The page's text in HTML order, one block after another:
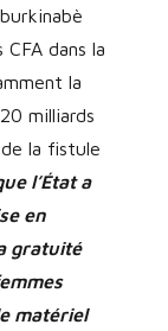
dans la
la
milliards
la fistule
l’État a
en
gratuité
matériel